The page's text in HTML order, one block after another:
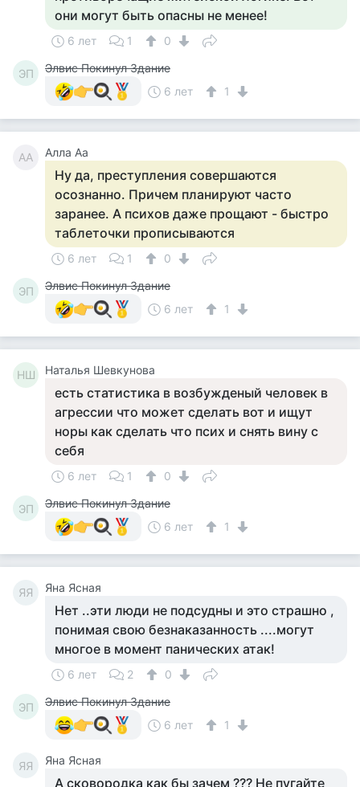
они могут быть опасны не менее!
6 лет 1 0
ЭП
Элвис Покинул Здание
6 лет
1
АА Алла Аа
Ну да, преступления совершаются
осознанно. Причем планируют часто
заранее. А психов даже прощают - быстро
таблеточки прописываются
6 лет 1 0
ЭП
Элвис Покинул Здание
6 лет
1
НШ Наталья Шевкунова
есть статистика в возбужденый человек в
агрессии что может сделать вот и ищут
норы как сделать что псих и снять вину с
себя
6 лет 1 0
ЭП
Элвис Покинул Здание
6 лет
1
ЯЯ Яна Ясная
Нет ..эти люди не подсудны и это страшно ,
понимая свою безнаказанность ....могут
многое в момент панических атак!
6 лет 2 0
ЭП
Элвис Покинул Здание
6 лет
1
ЯЯ Яна Ясная
А сковородка как бы зачем ??? Не пугайте